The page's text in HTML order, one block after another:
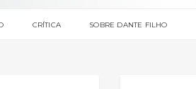
CRÍTICA SOBRE DANTE FILHO